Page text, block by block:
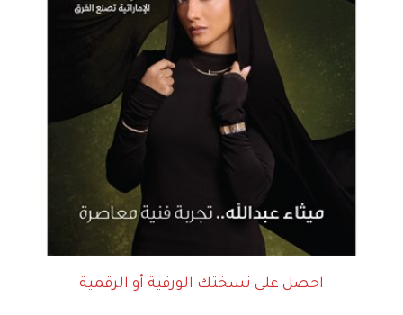
احصل على نسختك الورقية أو الرقمية